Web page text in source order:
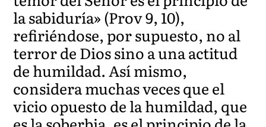
la sabiduría» (Prov 9, 10),
refiriéndose, por supuesto, no al
terror de Dios sino a una actitud
de humildad. Así mismo,
considera muchas veces que el
vicio opuesto de la humildad, que